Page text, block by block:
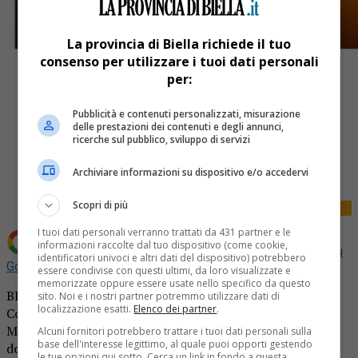
Tweet
Aggiungi La Provincia di Biella come Fonte preferita su
Google
BIELLA – Verrà dato lunedì alle 11 presso la Sala del
Commiato della Casa funeraria Defabianis in via Santa
Maria di Campagnate l’ultimo saluto a Daniela Pro, la
donna scomparsa ieri all’età di soli 53 anni.
La provincia di Biella richiede il tuo
consenso per utilizzare i tuoi dati personali
per:
Pubblicità e contenuti personalizzati, misurazione
delle prestazioni dei contenuti e degli annunci,
ricerche sul pubblico, sviluppo di servizi
Archiviare informazioni su dispositivo e/o accedervi
Scopri di più
I tuoi dati personali verranno trattati da 431 partner e le
informazioni raccolte dal tuo dispositivo (come cookie,
identificatori univoci e altri dati del dispositivo) potrebbero
essere condivise con questi ultimi, da loro visualizzate e
memorizzate oppure essere usate nello specifico da questo
sito. Noi e i nostri partner potremmo utilizzare dati di
localizzazione esatti. Elenco dei partner.
Alcuni fornitori potrebbero trattare i tuoi dati personali sulla
base dell'interesse legittimo, al quale puoi opporti gestendo